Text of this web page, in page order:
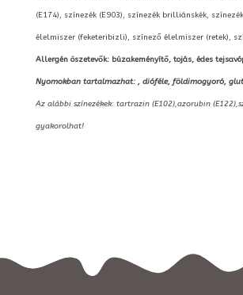
(E174), színezék (E903), színezék brilliánskék,
élelmiszer (feketeribizli), színező élelmiszer (retek),
Allergén öszetevők: búzakeményítő, tojás, édes
Nyomokban tartalmazhat: , dióféle, földimogyoró,
Az alábbi színezékek: tartrazin (E102),azorubin
gyakorolhat!